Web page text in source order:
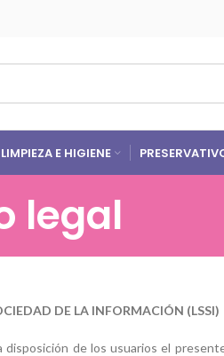
LIMPIEZA E HIGIENE
legal
DE LA INFORMACIÓN (LSSI)
de los usuarios el